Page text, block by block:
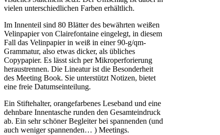
vielen unterschiedlichen Farben erhältlich.
Im Innenteil sind 80 Blätter des bewährten weißen
Velinpapier von Clairefontaine eingelegt, in diesem
Fall das Velinpapier in weiß in einer 90-g/qm-
Grammatur, also etwas dicker, als übliches
Copypapier. Es lässt sich per Mikroperforierung
heraustrennen. Die Lineatur ist die Besonderheit
des Meeting Book. Sie unterstützt Notizen, bietet
eine freie Datumseinteilung.
Ein Stiftehalter, orangefarbenes Leseband und eine
dehnbare Innentasche runden den Gesamteindruck
ab. Ein sehr schöner Begleiter bei spannenden (und
auch weniger spannenden… ) Meetings.